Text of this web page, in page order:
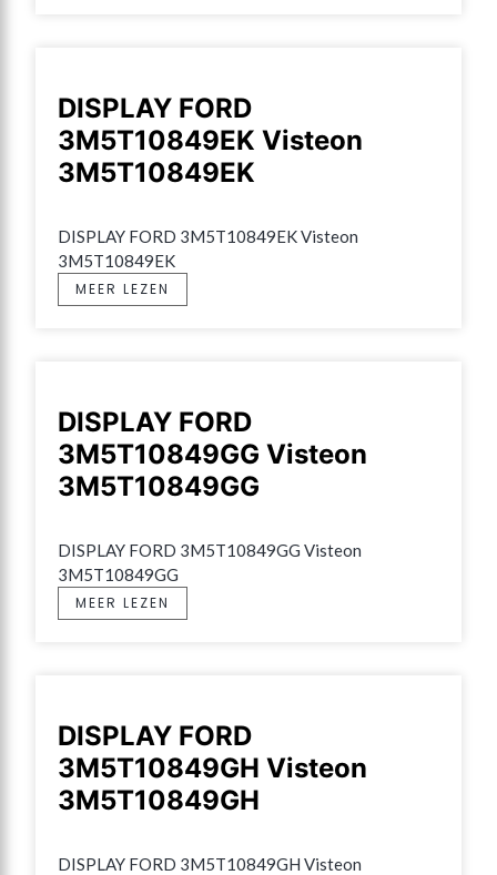
DISPLAY FORD
3M5T10849EK Visteon
3M5T10849EK
DISPLAY FORD 3M5T10849EK Visteon
3M5T10849EK
MEER LEZEN
DISPLAY FORD
3M5T10849GG Visteon
3M5T10849GG
DISPLAY FORD 3M5T10849GG Visteon
3M5T10849GG
MEER LEZEN
DISPLAY FORD
3M5T10849GH Visteon
3M5T10849GH
DISPLAY FORD 3M5T10849GH Visteon